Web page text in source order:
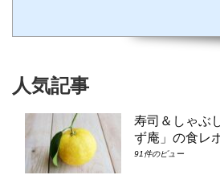
ュ・スーペリアルーム（パークビュー）（7-8階）④コンシェルジ
人気記事
寿司＆しゃぶ
ず庵」の食レ
91件のビュー